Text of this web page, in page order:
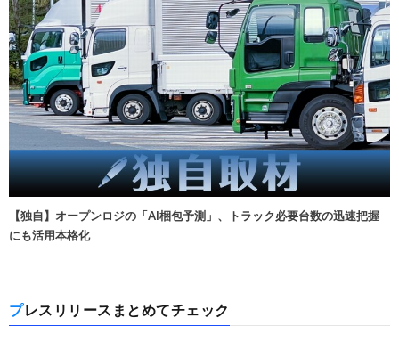
【独自】オープンロジの「AI梱包予測」、トラック必要台数の迅速把握
にも活用本格化
プレスリリースまとめてチェック